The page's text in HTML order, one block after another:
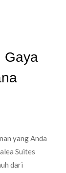
Gaya
yang Anda
Suites
dari